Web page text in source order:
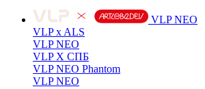
VLP NEO
VLP x ALS
VLP NEO
VLP X СПБ
VLP NEO Phantom
VLP NEO